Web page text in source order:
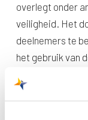
overlegt onder
veiligheid. Het
deelnemers te
het gebruik van
hinder wil